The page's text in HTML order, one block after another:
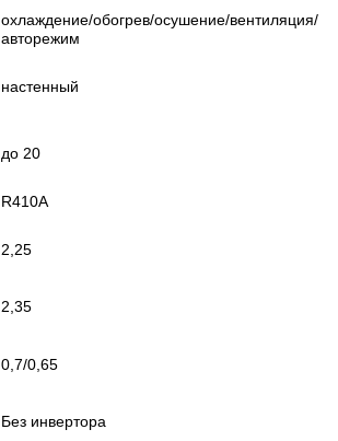
охлаждение/обогрев/осушение/вентиляция/
авторежим
настенный
до 20
R410A
2,25
2,35
0,7/0,65
Без инвертора